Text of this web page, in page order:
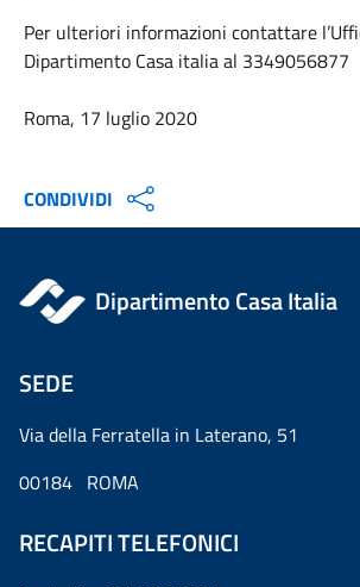
Per ulteriori informazioni contattare
Dipartimento Casa italia al 3349056877
Roma, 17 luglio 2020
CONDIVIDI
Dipartimento Casa Italia
SEDE
Via della Ferratella in Laterano, 51
00184 ROMA
RECAPITI TELEFONICI